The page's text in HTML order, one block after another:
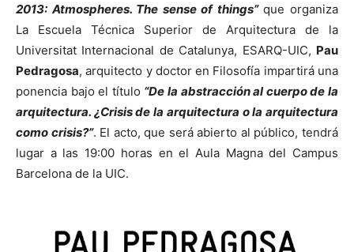
2013: Atmospheres. The sense of things”que organiza
La Escuela Técnica Superior de Arquitectura de la
Universitat Internacional de Catalunya, ESARQ-UIC, Pau
Pedragosa, arquitecto y doctor en Filosofía impartirá una
ponencia bajo el título “De la abstracción al cuerpo de la
arquitectura. ¿Crisis de la arquitectura o la arquitectura
como crisis?”. El acto, que será abierto al público, tendrá
lugar a las 19:00 horas en el Aula Magna del Campus
Barcelona de la UIC.